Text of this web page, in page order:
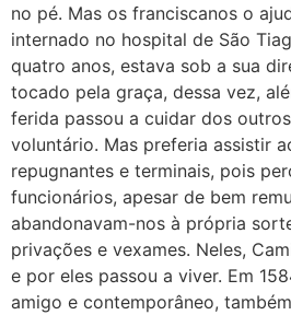
no pé. Mas os franciscanos o
internado no hospital de São
quatro anos, estava sob a sua
tocado pela graça, dessa vez,
ferida passou a cuidar dos
voluntário. Mas preferia assistir
repugnantes e terminais, pois
funcionários, apesar de bem
abandonavam-nos à própria
privações e vexames. Neles,
e por eles passou a viver. Em
amigo e contemporâneo,